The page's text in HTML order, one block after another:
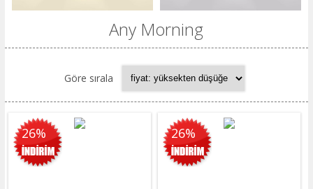
Any Morning
Göre sırala
26% 26%